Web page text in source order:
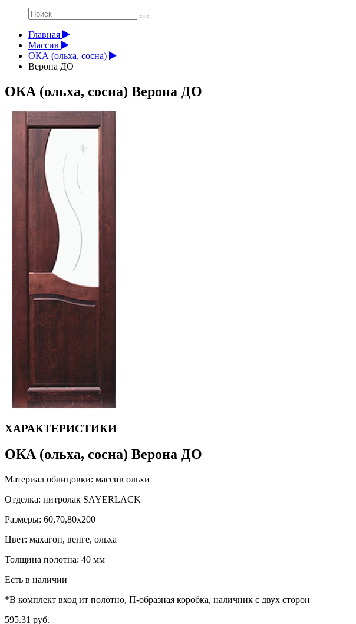
Главная
Массив
ОКА (ольха, сосна)
Верона ДО
ОКА (ольха, сосна) Верона ДО
ХАРАКТЕРИСТИКИ
ОКА (ольха, сосна) Верона ДО
Материал облицовки: массив ольхи
Отделка: нитролак SAYERLACK
Размеры: 60,70,80х200
Цвет: махагон, венге, ольха
Толщина полотна: 40 мм
Есть в наличии
*В комплект вход ит полотно, П-образная коробка, наличник с двух сторон
595.31 руб.